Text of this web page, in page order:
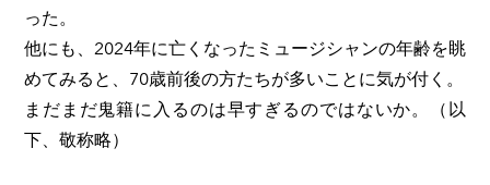
った。
他にも、2024年に亡くなったミュージシャンの年齢を眺
めてみると、70歳前後の方たちが多いことに気が付く。
まだまだ鬼籍に入るのは早すぎるのではないか。（以
下、敬称略）